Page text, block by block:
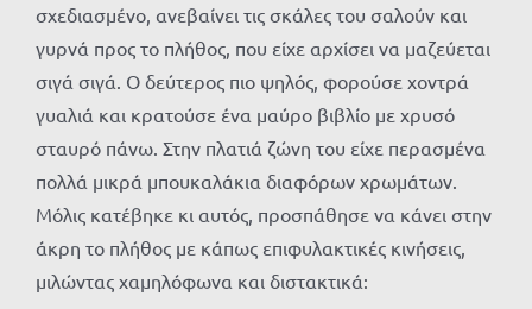
σχεδιασμένο, ανεβαίνει τις σκάλες του σαλούν και
γυρνά προς το πλήθος, που είχε αρχίσει να μαζεύεται
σιγά σιγά. Ο δεύτερος πιο ψηλός, φορούσε χοντρά
γυαλιά και κρατούσε ένα μαύρο βιβλίο με χρυσό
σταυρό πάνω. Στην πλατιά ζώνη του είχε περασμένα
πολλά μικρά μπουκαλάκια διαφόρων χρωμάτων.
Μόλις κατέβηκε κι αυτός, προσπάθησε να κάνει στην
άκρη το πλήθος με κάπως επιφυλακτικές κινήσεις,
μιλώντας χαμηλόφωνα και διστακτικά: